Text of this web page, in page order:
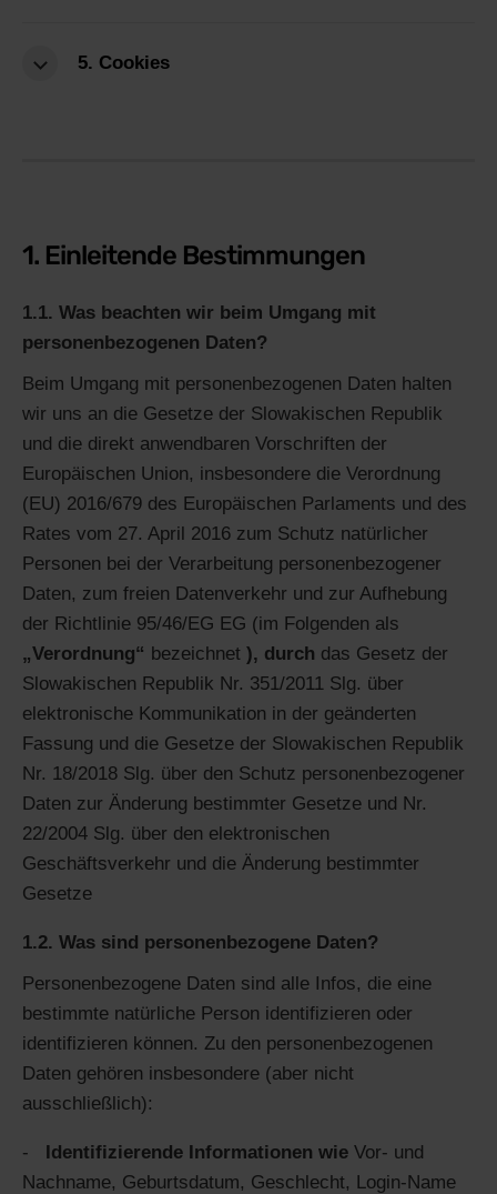
5. Cookies
1. Einleitende Bestimmungen
1.1. Was beachten wir beim Umgang mit
personenbezogenen Daten?
Beim Umgang mit personenbezogenen Daten halten
wir uns an die Gesetze der Slowakischen Republik
und die direkt anwendbaren Vorschriften der
Europäischen Union, insbesondere die Verordnung
(EU) 2016/679 des Europäischen Parlaments und des
Rates vom 27. April 2016 zum Schutz natürlicher
Personen bei der Verarbeitung personenbezogener
Daten, zum freien Datenverkehr und zur Aufhebung
der Richtlinie 95/46/EG EG (im Folgenden als
„Verordnung“ bezeichnet ), durch das Gesetz der
Slowakischen Republik Nr. 351/2011 Slg. über
elektronische Kommunikation in der geänderten
Fassung und die Gesetze der Slowakischen Republik
Nr. 18/2018 Slg. über den Schutz personenbezogener
Daten zur Änderung bestimmter Gesetze und Nr.
22/2004 Slg. über den elektronischen
Geschäftsverkehr und die Änderung bestimmter
Gesetze
1.2. Was sind personenbezogene Daten?
Personenbezogene Daten sind alle Infos, die eine
bestimmte natürliche Person identifizieren oder
identifizieren können. Zu den personenbezogenen
Daten gehören insbesondere (aber nicht
ausschließlich):
Identifizierende Informationen wie Vor- und
Nachname, Geburtsdatum, Geschlecht, Login-Name